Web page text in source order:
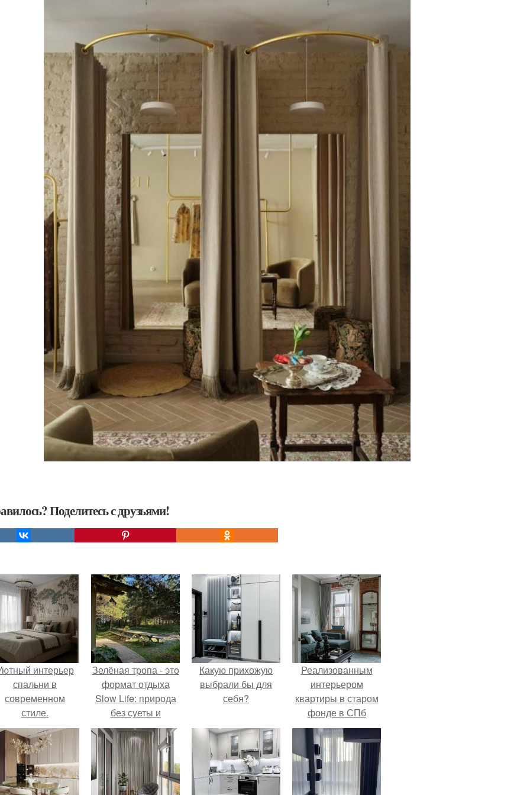
Поделитесь с друзьями!
интерьер
спальни в
современном
стиле.
Зелёная тропа - это
формат отдыха
Slow Life: природа
без суеты и
комфорт без
лишнего.
Какую прихожую
выбрали бы для
себя?
Реализованным
интерьером
квартиры в старом
фонде в СПб
делимся.